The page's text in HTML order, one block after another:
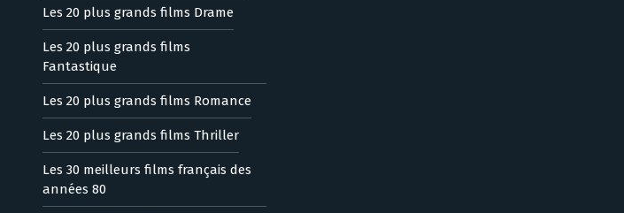
Les 20 plus grands films Drame
Les 20 plus grands films
Fantastique
Les 20 plus grands films Romance
Les 20 plus grands films Thriller
Les 30 meilleurs films français des
années 80